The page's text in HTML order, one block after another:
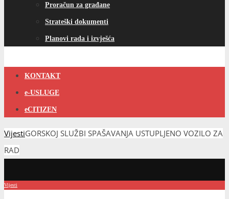
Proračun za građane
Strateški dokumenti
Planovi rada i izvješća
KONTAKT
e-USLUGE
eCITIZEN
VijestiGORSKOJ SLUŽBI SPAŠAVANJA USTUPLJENO VOZILO ZA
RAD
Vijesti